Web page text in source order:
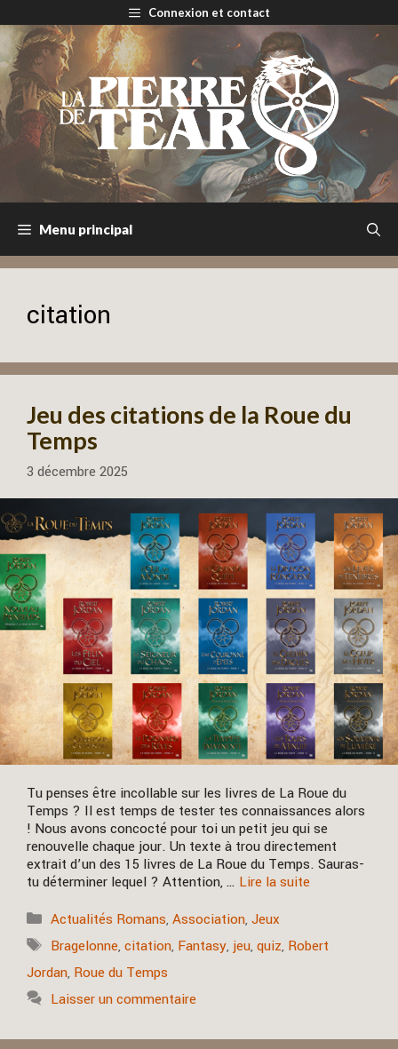
au
contenu
Connexion et contact
Menu principal
citation
Jeu des citations de la Roue du
Temps
3 décembre 2025
Tu penses être incollable sur les livres de La Roue du
Temps ? Il est temps de tester tes connaissances alors
! Nous avons concocté pour toi un petit jeu qui se
renouvelle chaque jour. Un texte à trou directement
extrait d’un des 15 livres de La Roue du Temps. Sauras-
tu déterminer lequel ? Attention, … Lire la suite
Catégories
Actualités Romans,Association,Jeux
Étiquettes
Bragelonne,citation, Fantasy, jeu,quiz, Robert
Jordan, Roue du Temps
Laisser un commentaire